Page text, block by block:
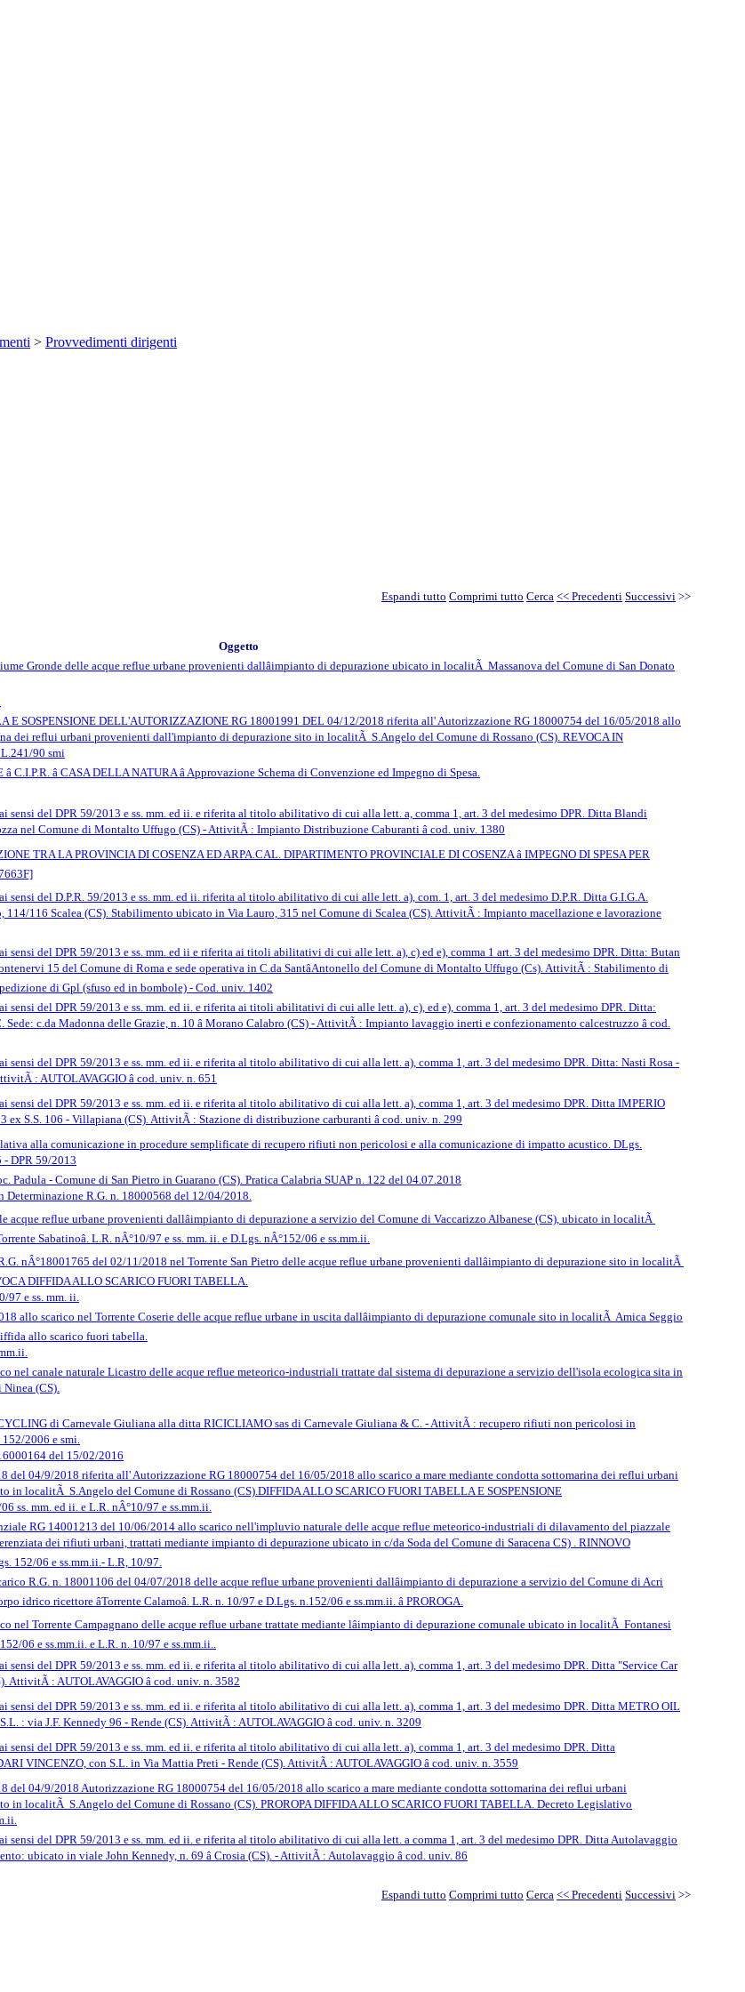
> Provvedimenti dirigenti
Espandi tutto Comprimi tutto Cerca << Precedenti Successivi >>
Oggetto
Gronde delle acque reflue urbane provenienti dallâimpianto di depurazione ubicato in localitÃ Massanova del Comune di San Donato
E SOSPENSIONE DELL'AUTORIZZAZIONE RG 18001991 DEL 04/12/2018 riferita all' Autorizzazione RG 18000754 del 16/05/2018 allo
dei reflui urbani provenienti dall'impianto di depurazione sito in localitÃ S.Angelo del Comune di Rossano (CS). REVOCA IN
90 smi
C.I.P.R. â CASA DELLA NATURA â Approvazione Schema di Convenzione ed Impegno di Spesa.
sensi del DPR 59/2013 e ss. mm. ed ii. e riferita al titolo abilitativo di cui alla lett. a, comma 1, art. 3 del medesimo DPR. Ditta Blandi
nel Comune di Montalto Uffugo (CS) - AttivitÃ : Impianto Distribuzione Caburanti â cod. univ. 1380
TRA LA PROVINCIA DI COSENZA ED ARPA.CAL. DIPARTIMENTO PROVINCIALE DI COSENZA â IMPEGNO DI SPESA PER
sensi del D.P.R. 59/2013 e ss. mm. ed ii. riferita al titolo abilitativo di cui alle lett. a), com. 1, art. 3 del medesimo D.P.R. Ditta G.I.G.A.
114/116 Scalea (CS). Stabilimento ubicato in Via Lauro, 315 nel Comune di Scalea (CS). AttivitÃ : Impianto macellazione e lavorazione
sensi del DPR 59/2013 e ss. mm. ed ii e riferita ai titoli abilitativi di cui alle lett. a), c) ed e), comma 1 art. 3 del medesimo DPR. Ditta: Butan
15 del Comune di Roma e sede operativa in C.da SantâAntonello del Comune di Montalto Uffugo (Cs). AttivitÃ : Stabilimento di
di Gpl (sfuso ed in bombole) - Cod. univ. 1402
sensi del DPR 59/2013 e ss. mm. ed ii. e riferita ai titoli abilitativi di cui alle lett. a), c), ed e), comma 1, art. 3 del medesimo DPR. Ditta:
c.da Madonna delle Grazie, n. 10 â Morano Calabro (CS) - AttivitÃ : Impianto lavaggio inerti e confezionamento calcestruzzo â cod.
sensi del DPR 59/2013 e ss. mm. ed ii. e riferita al titolo abilitativo di cui alla lett. a), comma 1, art. 3 del medesimo DPR. Ditta: Nasti Rosa -
: AUTOLAVAGGIO â cod. univ. n. 651
sensi del DPR 59/2013 e ss. mm. ed ii. e riferita al titolo abilitativo di cui alla lett. a), comma 1, art. 3 del medesimo DPR. Ditta IMPERIO
ex S.S. 106 - Villapiana (CS). AttivitÃ : Stazione di distribuzione carburanti â cod. univ. n. 299
alla comunicazione in procedure semplificate di recupero rifiuti non pericolosi e alla comunicazione di impatto acustico. DLgs.
- DPR 59/2013
Padula - Comune di San Pietro in Guarano (CS). Pratica Calabria SUAP n. 122 del 04.07.2018
Determinazione R.G. n. 18000568 del 12/04/2018.
reflue urbane provenienti dallâimpianto di depurazione a servizio del Comune di Vaccarizzo Albanese (CS), ubicato in localitÃ
Sabatinoâ. L.R. nÂ°10/97 e ss. mm. ii. e D.Lgs. nÂ°152/06 e ss.mm.ii.
nÂ°18001765 del 02/11/2018 nel Torrente San Pietro delle acque reflue urbane provenienti dallâimpianto di depurazione sito in localitÃ
DIFFIDA ALLO SCARICO FUORI TABELLA.
97 e ss. mm. ii.
allo scarico nel Torrente Coserie delle acque reflue urbane in uscita dallâimpianto di depurazione comunale sito in localitÃ Amica Seggio
allo scarico fuori tabella.
nel canale naturale Licastro delle acque reflue meteorico-industriali trattate dal sistema di depurazione a servizio dell'isola ecologica sita in
(CS).
di Carnevale Giuliana alla ditta RICICLIAMO sas di Carnevale Giuliana & C. - AttivitÃ : recupero rifiuti non pericolosi in
2006 e smi.
del 15/02/2016
del 04/9/2018 riferita all' Autorizzazione RG 18000754 del 16/05/2018 allo scarico a mare mediante condotta sottomarina dei reflui urbani
in localitÃ S.Angelo del Comune di Rossano (CS).DIFFIDA ALLO SCARICO FUORI TABELLA E SOSPENSIONE
ss. mm. ed ii. e L.R. nÂ°10/97 e ss.mm.ii.
RG 14001213 del 10/06/2014 allo scarico nell'impluvio naturale delle acque reflue meteorico-industriali di dilavamento del piazzale
dei rifiuti urbani, trattati mediante impianto di depurazione ubicato in c/da Soda del Comune di Saracena CS) . RINNOVO
152/06 e ss.mm.ii.- L.R, 10/97.
R.G. n. 18001106 del 04/07/2018 delle acque reflue urbane provenienti dallâimpianto di depurazione a servizio del Comune di Acri
ricettore âTorrente Calamoâ. L.R. n. 10/97 e D.Lgs. n.152/06 e ss.mm.ii. â PROROGA.
nel Torrente Campagnano delle acque reflue urbane trattate mediante lâimpianto di depurazione comunale ubicato in localitÃ Fontanesi
06 e ss.mm.ii. e L.R. n. 10/97 e ss.mm.ii..
sensi del DPR 59/2013 e ss. mm. ed ii. e riferita al titolo abilitativo di cui alla lett. a), comma 1, art. 3 del medesimo DPR. Ditta "Service Car
: AUTOLAVAGGIO â cod. univ. n. 3582
sensi del DPR 59/2013 e ss. mm. ed ii. e riferita al titolo abilitativo di cui alla lett. a), comma 1, art. 3 del medesimo DPR. Ditta METRO OIL
: via J.F. Kennedy 96 - Rende (CS). AttivitÃ : AUTOLAVAGGIO â cod. univ. n. 3209
sensi del DPR 59/2013 e ss. mm. ed ii. e riferita al titolo abilitativo di cui alla lett. a), comma 1, art. 3 del medesimo DPR. Ditta
VINCENZO, con S.L. in Via Mattia Preti - Rende (CS). AttivitÃ : AUTOLAVAGGIO â cod. univ. n. 3559
del 04/9/2018 Autorizzazione RG 18000754 del 16/05/2018 allo scarico a mare mediante condotta sottomarina dei reflui urbani
in localitÃ S.Angelo del Comune di Rossano (CS). PROROPA DIFFIDA ALLO SCARICO FUORI TABELLA. Decreto Legislativo
sensi del DPR 59/2013 e ss. mm. ed ii. e riferita al titolo abilitativo di cui alla lett. a comma 1, art. 3 del medesimo DPR. Ditta Autolavaggio
ubicato in viale John Kennedy, n. 69 â Crosia (CS). - AttivitÃ : Autolavaggio â cod. univ. 86
Espandi tutto Comprimi tutto Cerca << Precedenti Successivi >>